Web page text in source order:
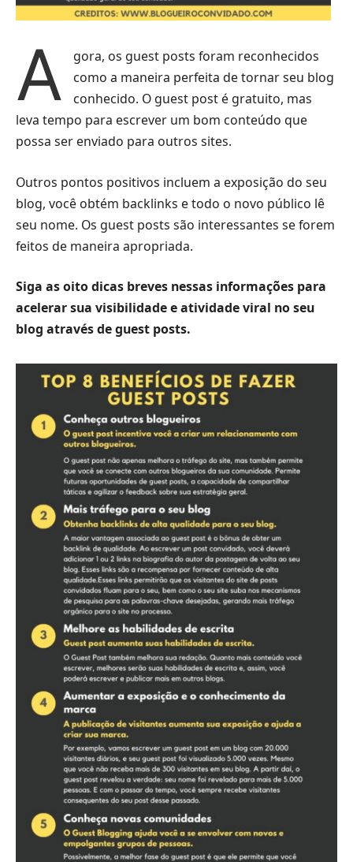
A
gora, os guest posts foram reconhecidos
como a maneira perfeita de tornar seu blog
conhecido. O guest post é gratuito, mas
leva tempo para escrever um bom conteúdo que
possa ser enviado para outros sites.
Outros pontos positivos incluem a exposição do seu
blog, você obtém backlinks e todo o novo público lê
seu nome. Os guest posts são interessantes se forem
feitos de maneira apropriada.
Siga as oito dicas breves nessas informações para
acelerar sua visibilidade e atividade viral no seu
blog através de guest posts.